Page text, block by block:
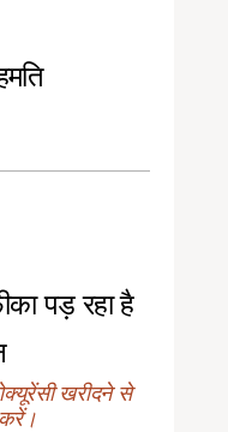
पड़ रहा है
खरीदने से